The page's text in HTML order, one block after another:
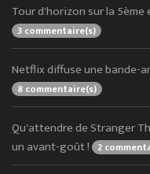
Tour d'horizon sur la
3 commentaire(s)
Netflix diffuse une bande-
8 commentaire(s)
Qu'attendre de Stranger
un avant-goût ! 2